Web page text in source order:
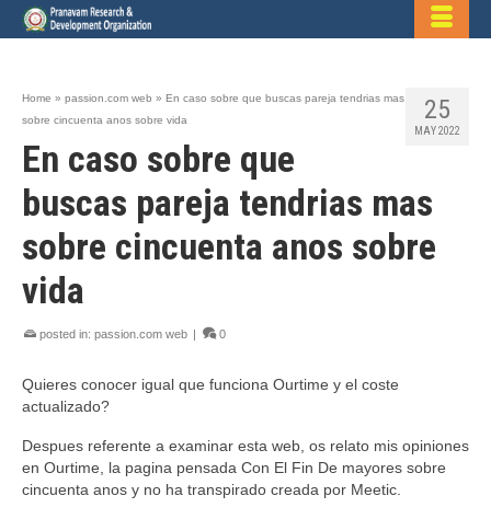
25
MAY 2022
Home » passion.com web » En caso sobre que buscas pareja tendri­as mas
sobre cincuenta anos sobre vida
En caso sobre que
buscas pareja tendri­as mas
sobre cincuenta anos sobre
vida
posted in: passion.com web | 0
Quieres conocer igual que funciona Ourtime y el coste
actualizado?
Despues referente a examinar esta web, os relato mis opiniones
en Ourtime, la pagina pensada Con El Fin De mayores sobre
cincuenta anos y no ha transpirado creada por Meetic.